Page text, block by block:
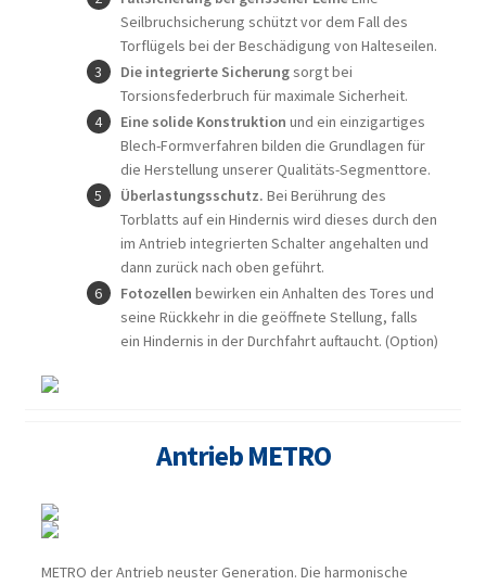
Seilbruchsicherung schützt vor dem Fall des
Torflügels bei der Beschädigung von Halteseilen.
Die integrierte Sicherungsorgt bei
Torsionsfederbruch für maximale Sicherheit.
Eine solide Konstruktion und ein einzigartiges
Blech-Formverfahren bilden die Grundlagen für
die Herstellung unserer Qualitäts-Segmenttore.
Überlastungsschutz. Bei Berührung des
Torblatts auf ein Hindernis wird dieses durch den
im Antrieb integrierten Schalter angehalten und
dann zurück nach oben geführt.
Fotozellen bewirken ein Anhalten des Tores und
seine Rückkehr in die geöffnete Stellung, falls
ein Hindernis in der Durchfahrt auftaucht. (Option)
Antrieb METRO
METRO der Antrieb neuster Generation. Die harmonische